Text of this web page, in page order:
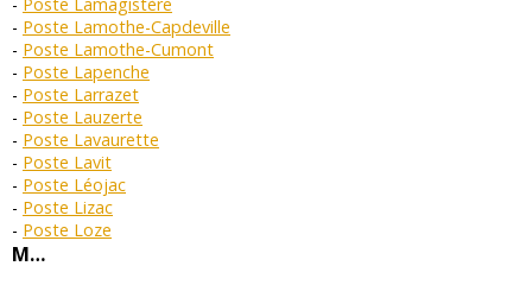
Poste Lamagistère
Poste Lamothe-Capdeville
Poste Lamothe-Cumont
Poste Lapenche
Poste Larrazet
Poste Lauzerte
Poste Lavaurette
Poste Lavit
Poste Léojac
Poste Lizac
Poste Loze
M…